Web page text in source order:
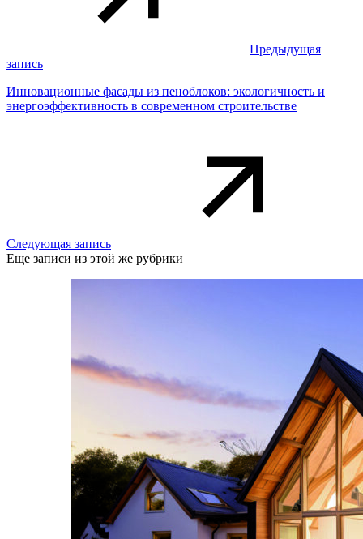
Предыдущая
запись
Инновационные фасады из пеноблоков: экологичность и
энергоэффективность в современном строительстве
Следующая запись
Еще записи из этой же рубрики